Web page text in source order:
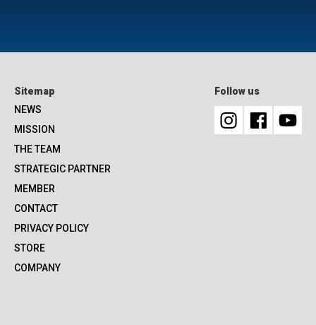
Sitemap
NEWS
MISSION
THE TEAM
STRATEGIC PARTNER
MEMBER
CONTACT
PRIVACY POLICY
STORE
COMPANY
Follow us